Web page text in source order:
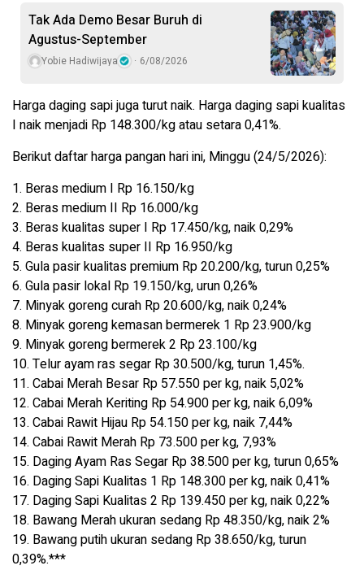
Tak Ada Demo Besar Buruh di
Agustus-September
Yobie Hadiwijaya 6/08/2026
Harga daging sapi juga turut naik. Harga daging sapi kualitas
I naik menjadi Rp 148.300/kg atau setara 0,41%.
Berikut daftar harga pangan hari ini, Minggu (24/5/2026):
1. Beras medium I Rp 16.150/kg
2. Beras medium II Rp 16.000/kg
3. Beras kualitas super I Rp 17.450/kg, naik 0,29%
4. Beras kualitas super II Rp 16.950/kg
5. Gula pasir kualitas premium Rp 20.200/kg, turun 0,25%
6. Gula pasir lokal Rp 19.150/kg, urun 0,26%
7. Minyak goreng curah Rp 20.600/kg, naik 0,24%
8. Minyak goreng kemasan bermerek 1 Rp 23.900/kg
9. Minyak goreng bermerek 2 Rp 23.100/kg
10. Telur ayam ras segar Rp 30.500/kg, turun 1,45%.
11. Cabai Merah Besar Rp 57.550 per kg, naik 5,02%
12. Cabai Merah Keriting Rp 54.900 per kg, naik 6,09%
13. Cabai Rawit Hijau Rp 54.150 per kg, naik 7,44%
14. Cabai Rawit Merah Rp 73.500 per kg, 7,93%
15. Daging Ayam Ras Segar Rp 38.500 per kg, turun 0,65%
16. Daging Sapi Kualitas 1 Rp 148.300 per kg, naik 0,41%
17. Daging Sapi Kualitas 2 Rp 139.450 per kg, naik 0,22%
18. Bawang Merah ukuran sedang Rp 48.350/kg, naik 2%
19. Bawang putih ukuran sedang Rp 38.650/kg, turun
0,39%.***